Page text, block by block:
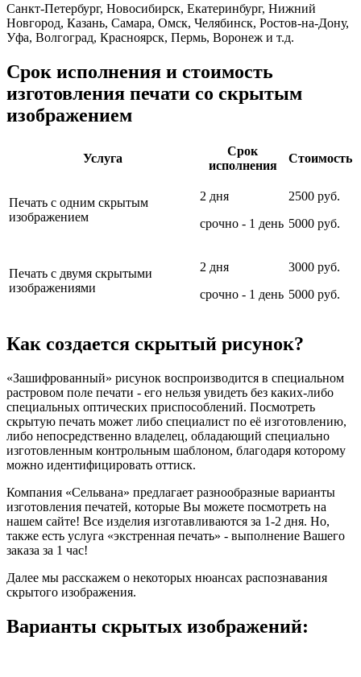
Санкт-Петербург, Новосибирск, Екатеринбург, Нижний
Новгород, Казань, Самара, Омск, Челябинск, Ростов-на-Дону,
Уфа, Волгоград, Красноярск, Пермь, Воронеж и т.д.
Срок исполнения и стоимость
изготовления печати со скрытым
изображением
Услуга
Срок
исполнения
Стоимость
Печать с одним скрытым
изображением
2 дня
срочно - 1 день
2500 руб.
5000 руб.
Печать с двумя скрытыми
изображениями
2 дня
срочно - 1 день
3000 руб.
5000 руб.
Как создается скрытый рисунок?
«Зашифрованный» рисунок воспроизводится в специальном
растровом поле печати - его нельзя увидеть без каких-либо
специальных оптических приспособлений. Посмотреть
скрытую печать может либо специалист по её изготовлению,
либо непосредственно владелец, обладающий специально
изготовленным контрольным шаблоном, благодаря которому
можно идентифицировать оттиск.
Компания «Сельвана» предлагает разнообразные варианты
изготовления печатей, которые Вы можете посмотреть на
нашем сайте! Все изделия изготавливаются за 1-2 дня. Но,
также есть услуга «экстренная печать» - выполнение Вашего
заказа за 1 час!
Далее мы расскажем о некоторых нюансах распознавания
скрытого изображения.
Варианты скрытых изображений: